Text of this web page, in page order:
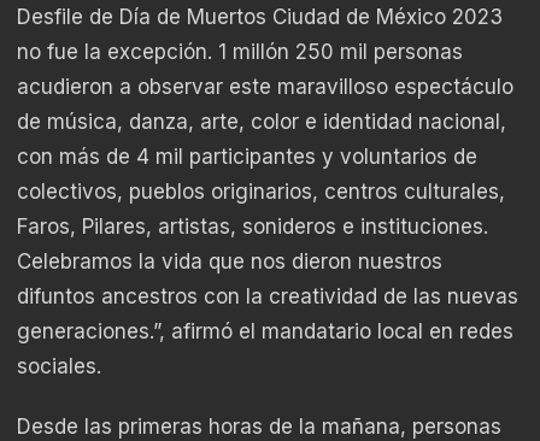
Desfile de Día de Muertos Ciudad de México 2023
no fue la excepción. 1 millón 250 mil personas
acudieron a observar este maravilloso espectáculo
de música, danza, arte, color e identidad nacional,
con más de 4 mil participantes y voluntarios de
colectivos, pueblos originarios, centros culturales,
Faros, Pilares, artistas, sonideros e instituciones.
Celebramos la vida que nos dieron nuestros
difuntos ancestros con la creatividad de las nuevas
generaciones.”, afirmó el mandatario local en redes
sociales.
Desde las primeras horas de la mañana, personas